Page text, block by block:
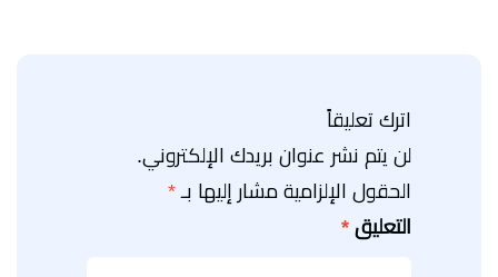
اترك تعليقاً
لن يتم نشر عنوان بريدك الإلكتروني.
الحقول الإلزامية مشار إليها بـ *
التعليق *